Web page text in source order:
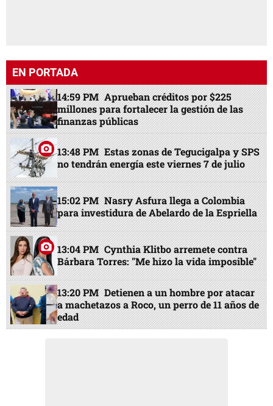
EN PORTADA
14:59 PM Aprueban créditos por $225
millones para fortalecer la gestión de las
finanzas públicas
13:48 PM Estas zonas de Tegucigalpa y SPS
no tendrán energía este viernes 7 de julio
15:02 PM Nasry Asfura llega a Colombia
para investidura de Abelardo de la Espriella
13:04 PM Cynthia Klitbo arremete contra
Bárbara Torres: "Me hizo la vida imposible"
13:20 PM Detienen a un hombre por atacar
a machetazos a Roco, un perro de 11 años de
edad